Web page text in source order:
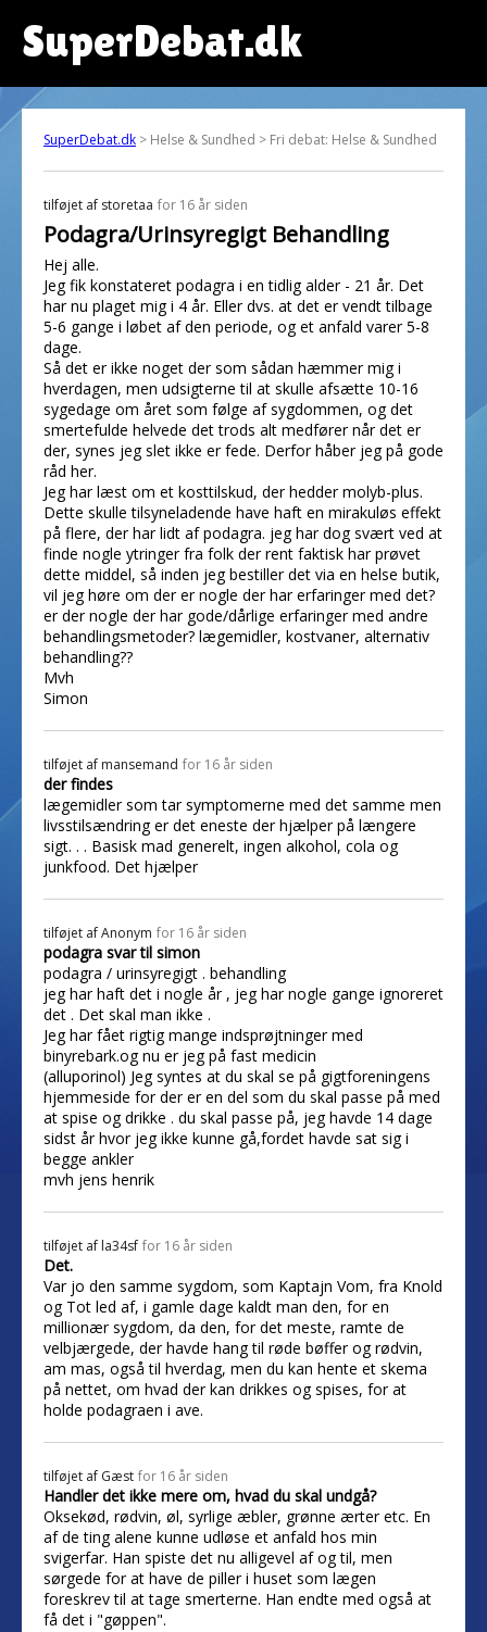
SuperDebat.dk
SuperDebat.dk > Helse & Sundhed > Fri debat: Helse & Sundhed
tilføjet af storetaa for 16 år siden
Podagra/Urinsyregigt Behandling
Hej alle.
Jeg fik konstateret podagra i en tidlig alder - 21 år. Det
har nu plaget mig i 4 år. Eller dvs. at det er vendt tilbage
5-6 gange i løbet af den periode, og et anfald varer 5-8
dage.
Så det er ikke noget der som sådan hæmmer mig i
hverdagen, men udsigterne til at skulle afsætte 10-16
sygedage om året som følge af sygdommen, og det
smertefulde helvede det trods alt medfører når det er
der, synes jeg slet ikke er fede. Derfor håber jeg på gode
råd her.
Jeg har læst om et kosttilskud, der hedder molyb-plus.
Dette skulle tilsyneladende have haft en mirakuløs effekt
på flere, der har lidt af podagra. jeg har dog svært ved at
finde nogle ytringer fra folk der rent faktisk har prøvet
dette middel, så inden jeg bestiller det via en helse butik,
vil jeg høre om der er nogle der har erfaringer med det?
er der nogle der har gode/dårlige erfaringer med andre
behandlingsmetoder? lægemidler, kostvaner, alternativ
behandling??
Mvh
Simon
tilføjet af mansemand for 16 år siden
der findes
lægemidler som tar symptomerne med det samme men
livsstilsændring er det eneste der hjælper på længere
sigt. . . Basisk mad generelt, ingen alkohol, cola og
junkfood. Det hjælper
tilføjet afAnonym for 16 år siden
podagra svar til simon
podagra / urinsyregigt . behandling
jeg har haft det i nogle år , jeg har nogle gange ignoreret
det . Det skal man ikke .
Jeg har fået rigtig mange indsprøjtninger med
binyrebark.og nu er jeg på fast medicin
(alluporinol) Jeg syntes at du skal se på gigtforeningens
hjemmeside for der er en del som du skal passe på med
at spise og drikke . du skal passe på, jeg havde 14 dage
sidst år hvor jeg ikke kunne gå,fordet havde sat sig i
begge ankler
mvh jens henrik
tilføjet af la34sf for 16 år siden
Det.
Var jo den samme sygdom, som Kaptajn Vom, fra Knold
og Tot led af, i gamle dage kaldt man den, for en
millionær sygdom, da den, for det meste, ramte de
velbjærgede, der havde hang til røde bøffer og rødvin,
am mas, også til hverdag, men du kan hente et skema
på nettet, om hvad der kan drikkes og spises, for at
holde podagraen i ave.
tilføjet af Gæst for 16 år siden
Handler det ikke mere om, hvad du skal undgå?
Oksekød, rødvin, øl, syrlige æbler, grønne ærter etc. En
af de ting alene kunne udløse et anfald hos min
svigerfar. Han spiste det nu alligevel af og til, men
sørgede for at have de piller i huset som lægen
foreskrev til at tage smerterne. Han endte med også at
få det i "gøppen".